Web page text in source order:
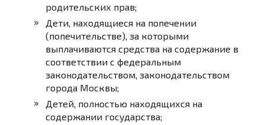
родительских прав;
Дети, находящиеся на попечении
(попечительстве), за которыми
выплачиваются средства на содержание в
соответствии с федеральным
законодательством, законодательством
города Москвы;
Детей, полностью находящихся на
содержании государства;